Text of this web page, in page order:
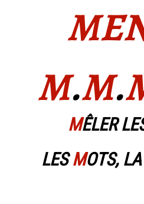
M.M.
MÊLER
LES MOTS, LA